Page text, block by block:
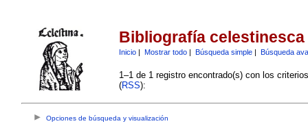
Bibliografía celestinesca
Inicio| Mostrar todo| Búsqueda simple| Búsqueda
1–1 de 1 registro encontrado(s) con los
(RSS):
Opciones de búsqueda y visualización